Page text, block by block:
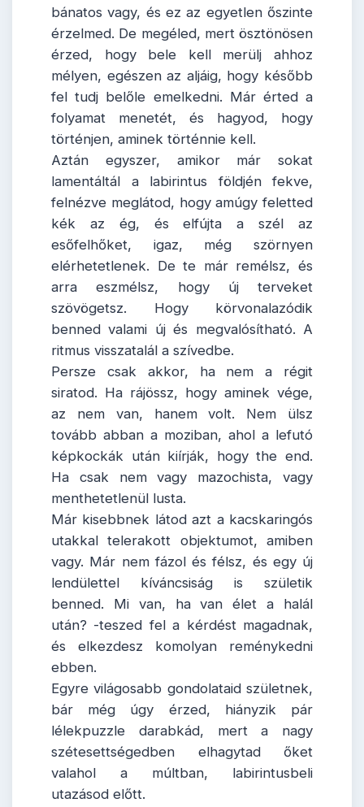
bánatos vagy, és ez az egyetlen őszinte
érzelmed. De megéled, mert ösztönösen
érzed, hogy bele kell merülj ahhoz
mélyen, egészen az aljáig, hogy később
fel tudj belőle emelkedni. Már érted a
folyamat menetét, és hagyod, hogy
történjen, aminek történnie kell.
Aztán egyszer, amikor már sokat
lamentáltál a labirintus földjén fekve,
felnézve meglátod, hogy amúgy feletted
kék az ég, és elfújta a szél az
esőfelhőket, igaz, még szörnyen
elérhetetlenek. De te már remélsz, és
arra eszmélsz, hogy új terveket
szövögetsz. Hogy körvonalazódik
benned valami új és megvalósítható. A
ritmus visszatalál a szívedbe.
Persze csak akkor, ha nem a régit
siratod. Ha rájössz, hogy aminek vége,
az nem van, hanem volt. Nem ülsz
tovább abban a moziban, ahol a lefutó
képkockák után kiírják, hogy the end.
Ha csak nem vagy mazochista, vagy
menthetetlenül lusta.
Már kisebbnek látod azt a kacskaringós
utakkal telerakott objektumot, amiben
vagy. Már nem fázol és félsz, és egy új
lendülettel kíváncsiság is születik
benned. Mi van, ha van élet a halál
után? -teszed fel a kérdést magadnak,
és elkezdesz komolyan reménykedni
ebben.
Egyre világosabb gondolataid születnek,
bár még úgy érzed, hiányzik pár
lélekpuzzle darabkád, mert a nagy
szétesettségedben elhagytad őket
valahol a múltban, labirintusbeli
utazásod előtt.